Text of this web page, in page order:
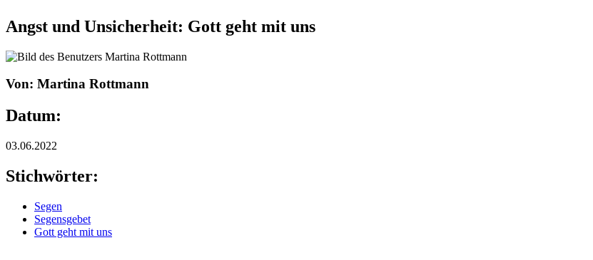
Angst und Unsicherheit: Gott geht mit uns
Von: Martina Rottmann
Datum:
03.06.2022
Stichwörter:
Segen
Segensgebet
Gott geht mit uns